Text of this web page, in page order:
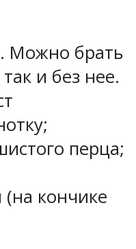
Можно брать
и без нее.
перца;
кончике